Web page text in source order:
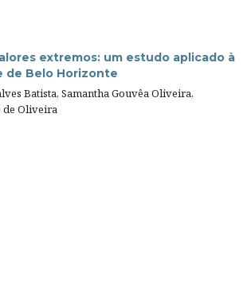
extremos: um estudo aplicado à
de Belo Horizonte
Batista, Samantha Gouvêa Oliveira,
de Oliveira